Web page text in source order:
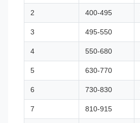
2 400-495
3 495-550
4 550-680
5 630-770
6 730-830
7 810-915